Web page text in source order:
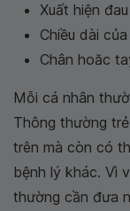
Xuất hiện
Chiều dài
Chân hoăc
Mỗi cá nhân
Thông thường
trên mà còn có
bệnh lý khác. Vì
thường cần đưa